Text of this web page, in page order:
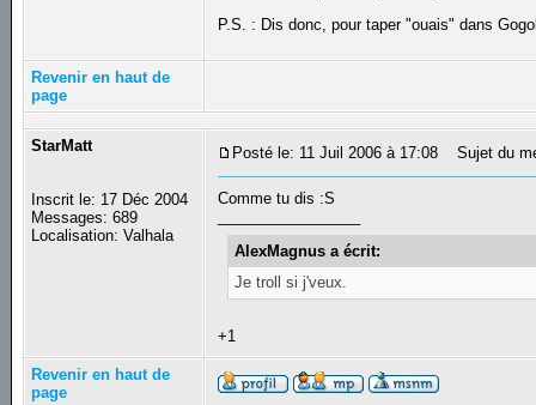
P.S. : Dis donc, pour taper "ouais" dans
Revenir en haut de
page
StarMatt
Inscrit le: 17 Déc 2004
Messages: 689
Localisation: Valhala
Posté le: 11 Juil 2006 à 17:08 Sujet du
Comme tu dis :S
AlexMagnus a écrit:
Je troll si j'veux.
+1
Revenir en haut de
page